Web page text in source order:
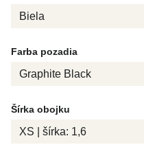
Farba pozadia
Šírka obojku